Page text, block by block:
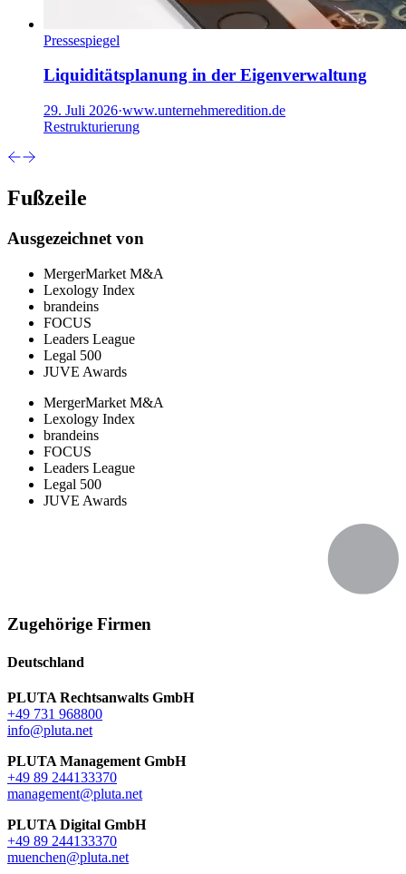
Pressespiegel
Liquiditätsplanung in der Eigenverwaltung
29. Juli 2026·www.unternehmeredition.de
Restrukturierung
Fußzeile
Ausgezeichnet von
MergerMarket M&A
Lexology Index
brandeins
FOCUS
Leaders League
Legal 500
JUVE Awards
MergerMarket M&A
Lexology Index
brandeins
FOCUS
Leaders League
Legal 500
JUVE Awards
Zugehörige Firmen
Deutschland
PLUTA Rechtsanwalts GmbH
+49 731 968800
info@pluta.net
PLUTA Management GmbH
+49 89 244133370
management@pluta.net
PLUTA Digital GmbH
+49 89 244133370
muenchen@pluta.net